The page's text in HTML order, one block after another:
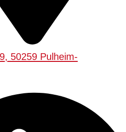
50259 Pulheim-